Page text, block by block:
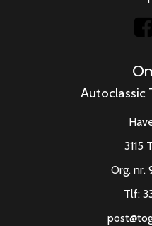
Autoclassic
3115
Org. nr.
Tlf: